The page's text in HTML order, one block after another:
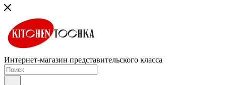
Интернет-магазин представительского класса